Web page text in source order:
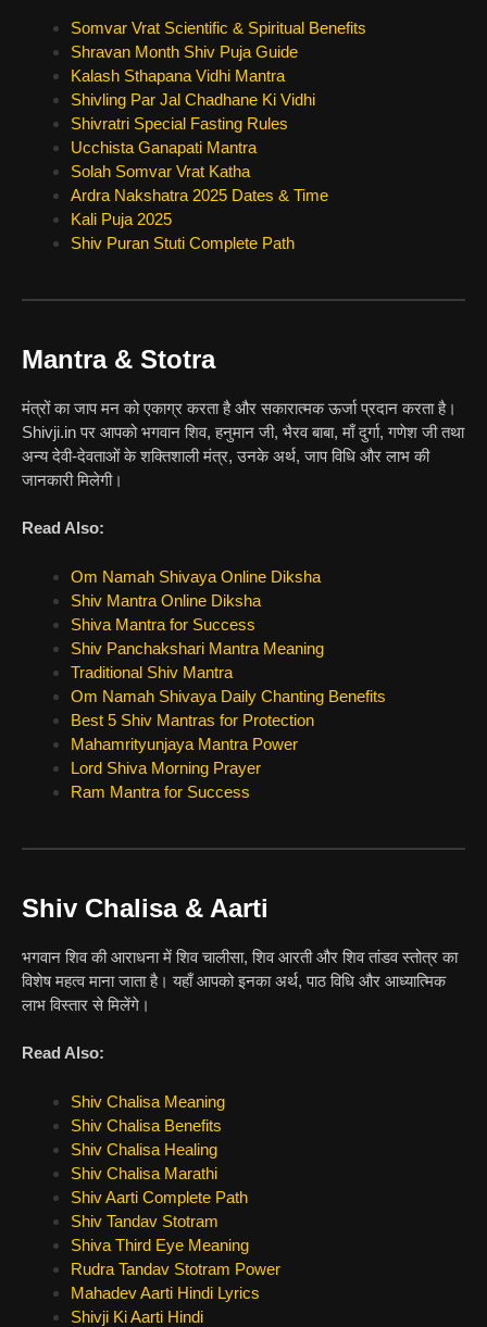
Somvar Vrat Scientific & Spiritual Benefits
Shravan Month Shiv Puja Guide
Kalash Sthapana Vidhi Mantra
Shivling Par Jal Chadhane Ki Vidhi
Shivratri Special Fasting Rules
Ucchista Ganapati Mantra
Solah Somvar Vrat Katha
Ardra Nakshatra 2025 Dates & Time
Kali Puja 2025
Shiv Puran Stuti Complete Path
Mantra & Stotra
मंत्रों का जाप मन को एकाग्र करता है और सकारात्मक ऊर्जा प्रदान करता है।
Shivji.in पर आपको भगवान शिव, हनुमान जी, भैरव बाबा, माँ दुर्गा, गणेश जी तथा
अन्य देवी-देवताओं के शक्तिशाली मंत्र, उनके अर्थ, जाप विधि और लाभ की
जानकारी मिलेगी।
Read Also:
Om Namah Shivaya Online Diksha
Shiv Mantra Online Diksha
Shiva Mantra for Success
Shiv Panchakshari Mantra Meaning
Traditional Shiv Mantra
Om Namah Shivaya Daily Chanting Benefits
Best 5 Shiv Mantras for Protection
Mahamrityunjaya Mantra Power
Lord Shiva Morning Prayer
Ram Mantra for Success
Shiv Chalisa & Aarti
भगवान शिव की आराधना में शिव चालीसा, शिव आरती और शिव तांडव स्तोत्र का
विशेष महत्व माना जाता है। यहाँ आपको इनका अर्थ, पाठ विधि और आध्यात्मिक
लाभ विस्तार से मिलेंगे।
Read Also:
Shiv Chalisa Meaning
Shiv Chalisa Benefits
Shiv Chalisa Healing
Shiv Chalisa Marathi
Shiv Aarti Complete Path
Shiv Tandav Stotram
Shiva Third Eye Meaning
Rudra Tandav Stotram Power
Mahadev Aarti Hindi Lyrics
Shivji Ki Aarti Hindi